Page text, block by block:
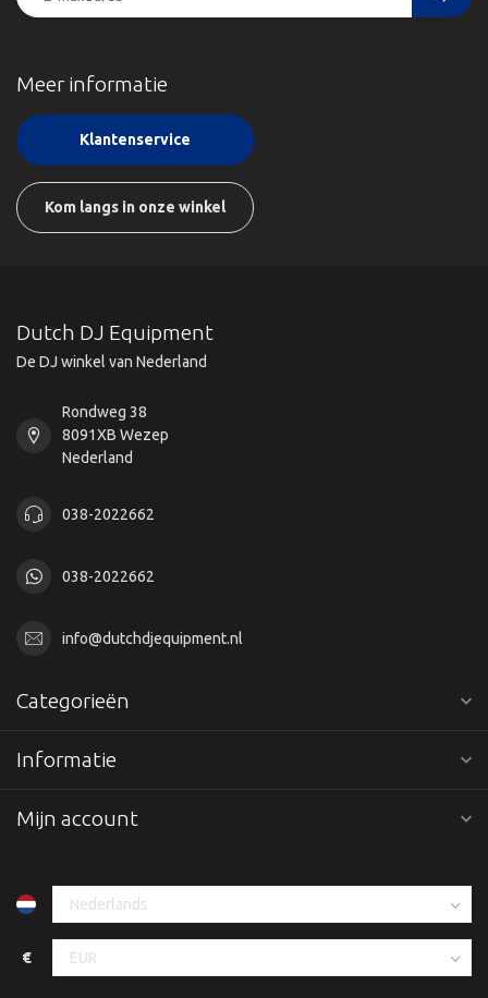
Meer informatie
Klantenservice
Kom langs in onze winkel
Dutch DJ Equipment
De DJ winkel van Nederland
Rondweg 38
8091XB Wezep
Nederland
038-2022662
038-2022662
info@dutchdjequipment.nl
Categorieën
Informatie
Mijn account
€